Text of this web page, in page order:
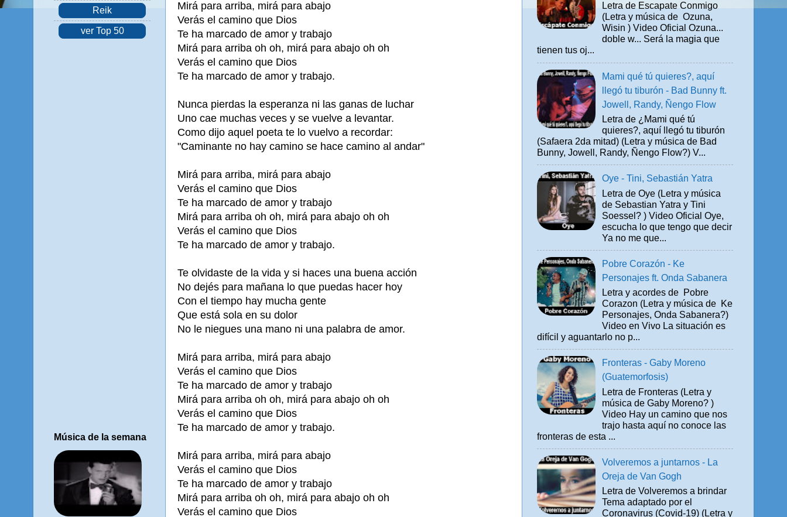
Mirá para arriba, mirá para abajo
Verás el camino que Dios
Te ha marcado de amor y trabajo
Mirá para arriba oh oh, mirá para abajo oh oh
Verás el camino que Dios
Te ha marcado de amor y trabajo.
Nunca pierdas la esperanza ni las ganas de luchar
Uno cae muchas veces y se vuelve a levantar.
Como dijo aquel poeta te lo vuelvo a recordar:
"Caminante no hay camino se hace camino al andar"
Mirá para arriba, mirá para abajo
Verás el camino que Dios
Te ha marcado de amor y trabajo
Mirá para arriba oh oh, mirá para abajo oh oh
Verás el camino que Dios
Te ha marcado de amor y trabajo.
Te olvidaste de la vida y si haces una buena acción
No dejés para mañana lo que puedas hacer hoy
Con el tiempo hay mucha gente
Que está sola en su dolor
No le niegues una mano ni una palabra de amor.
Mirá para arriba, mirá para abajo
Verás el camino que Dios
Te ha marcado de amor y trabajo
Mirá para arriba oh oh, mirá para abajo oh oh
Verás el camino que Dios
Te ha marcado de amor y trabajo.
Mirá para arriba, mirá para abajo
Verás el camino que Dios
Te ha marcado de amor y trabajo
Mirá para arriba oh oh, mirá para abajo oh oh
Verás el camino que Dios
Reik
ver Top 50
Música de la semana
Letra de Escapate Conmigo
(Letra y música de Ozuna,
Wisin ) Video Oficial Ozuna...
doble w... Será la magia que
tienen tus oj...
Mami qué tú quieres?, aquí
llegó tu tiburón - Bad Bunny ft.
Jowell, Randy, Ñengo Flow
Letra de ¿Mami qué tú
quieres?, aquí llegó tu tiburón
(Safaera 2da mitad) (Letra y música de Bad
Bunny, Jowell, Randy, Ñengo Flow?) V...
Oye - Tini, Sebastián Yatra
Letra de Oye (Letra y música
de Sebastian Yatra y Tini
Soessel? ) Video Oficial Oye,
escucha lo que tengo que decir
Ya no me que...
Pobre Corazón - Ke
Personajes ft. Onda Sabanera
Letra y acordes de Pobre
Corazon (Letra y música de Ke
Personajes, Onda Sabanera?)
Video en Vivo La situación es
difícil y aguantarlo no p...
Fronteras - Gaby Moreno
(Guatemorfosis)
Letra de Fronteras (Letra y
música de Gaby Moreno? )
Video Hay un camino que nos
trajo hasta aquí no conoce las
fronteras de esta ...
Volveremos a juntarnos - La
Oreja de Van Gogh
Letra de Volveremos a brindar
Tema adaptado por el
Coronavirus (Covid-19) (Letra y